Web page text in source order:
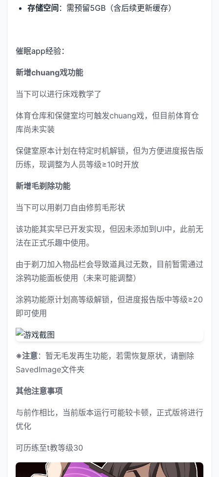
​存储空间​ ​：需预留5GB（含后续更新缓存）
催眠app经验：
新增chuang戏功能
当下可以进行床戏教学了
体育仓库和保健室均可触发chuang戏，但目前体育仓
库尚未实装
保健室原本计划在特定时机解锁，但为方便进度报告版
历练，现调整为人员等级≥10时开放
新增毛剃除功能
当下可以用剃刀自由修剪毛形状
该功能其实早已开发实现，但因未添加到UI中，此前无
法在正式乐趣中使用。
由于剃刀加入物品栏会导致道具过无数，目前暂需通过
涂鸦功能面板使用（未来可能调整）
涂鸦功能原计划高等级解锁，但进度报告版中等级≥20
即可使用
※注意：暂无毛发再生功能，若需恢复原状，请删除
SavedImage文件夹
其他注意事项
与前作相比，当前版本运行可能较卡顿，正式版将进行
优化
可历练至t教等级30